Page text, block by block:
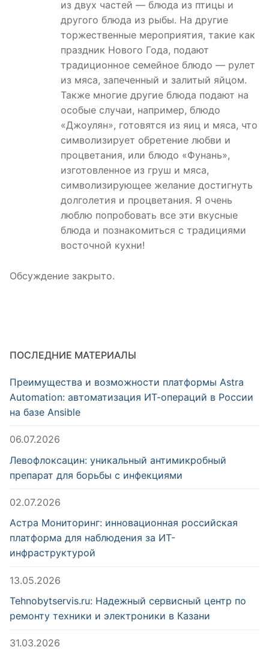
из двух частей — блюда из птицы и
другого блюда из рыбы. На другие
торжественные мероприятия, такие как
праздник Нового Года, подают
традиционное семейное блюдо — рулет
из мяса, запеченный и залитый яйцом.
Также многие другие блюда подают на
особые случаи, например, блюдо
«Джоулян», готовятся из яиц и мяса, что
символизирует обретение любви и
процветания, или блюдо «Фунань»,
изготовленное из груш и мяса,
символизирующее желание достигнуть
долголетия и процветания. Я очень
люблю попробовать все эти вкусные
блюда и познакомиться с традициями
восточной кухни!
Обсуждение закрыто.
ПОСЛЕДНИЕ МАТЕРИАЛЫ
Преимущества и возможности платформы Astra
Automation: автоматизация ИТ-операций в России
на базе Ansible
06.07.2026
Левофлоксацин: уникальный антимикробный
препарат для борьбы с инфекциями
02.07.2026
Астра Мониторинг: инновационная российская
платформа для наблюдения за ИТ-
инфраструктурой
13.05.2026
Tehnobytservis.ru: Надежный сервисный центр по
ремонту техники и электроники в Казани
31.03.2026